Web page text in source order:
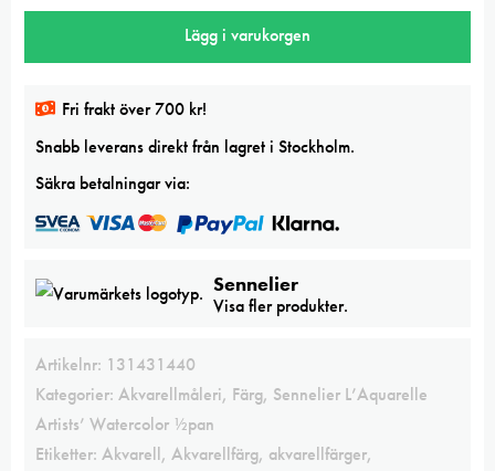
Sepia
Artists’
mängd
Lägg i varukorgen
Fri frakt över 700 kr!
Snabb leverans direkt från lagret i Stockholm.
Säkra betalningar via:
Sennelier
Visa fler produkter.
Artikelnr: 131431440
Kategorier: Akvarellmåleri, Färg, Sennelier L’Aquarelle
Artists’ Watercolor ½pan
Etiketter: Akvarell, Akvarellfärg, akvarellfärger,